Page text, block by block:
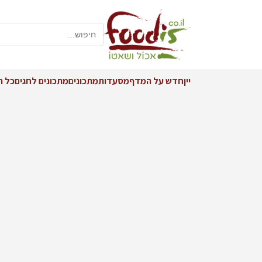
ייןחדש על המדףמסעדותמתכוניםמתכונים לחגיםכל